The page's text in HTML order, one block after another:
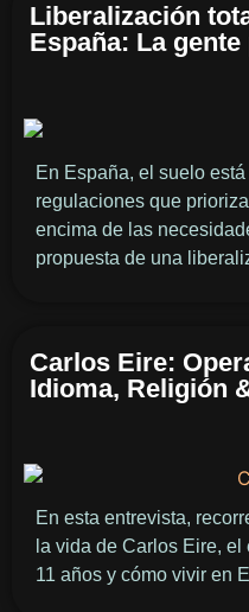
Liberalización
España: La
En España, el suelo
regulaciones que
encima de las
propuesta de una
Carlos Eire:
Idioma, Religión
En esta entrevista,
la vida de Carlos Eire,
11 años y cómo vivir en